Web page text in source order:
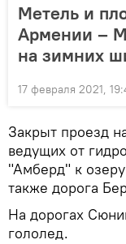
Метель и
Армении –
на зимних
17 февраля 2021,
Закрыт проезд
ведущих от
"Амберд" к
также дорога
На дорогах
гололед.